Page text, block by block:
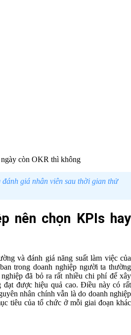
còn OKR thì không
đánh giá nhân viên sau thời gian thử
nên chọn KPIs hay
và đánh giá năng suất làm việc của
trong doanh nghiệp người ta thường
đã bỏ ra rất nhiều chi phí để xây
được hiệu quả cao. Điều này có rất
nhân chính vẫn là do doanh nghiệp
tiêu của tổ chức ở mỗi giai đoạn khác